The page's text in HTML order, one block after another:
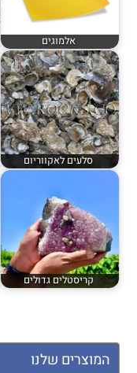
אלמוגים
סלעים לאקווריום
קריסטלים גדולים